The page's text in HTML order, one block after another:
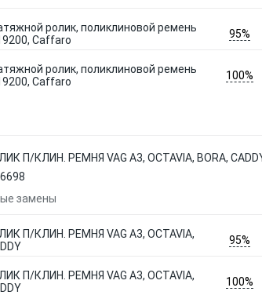
ролик, поликлиновой ремень
Caffaro
95%
ролик, поликлиновой ремень
Caffaro
100%
П/КЛИН. РЕМНЯ VAG A3, OCTAVIA, BORA,
6698
замены
П/КЛИН. РЕМНЯ VAG A3, OCTAVIA,
95%
П/КЛИН. РЕМНЯ VAG A3, OCTAVIA,
100%